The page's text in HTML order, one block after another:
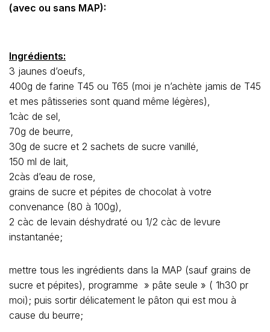
(avec ou sans MAP):
Ingrédients:
3 jaunes d’oeufs,
400g de farine T45 ou T65 (moi je n’achète jamis de T45
et mes pâtisseries sont quand même légères),
1càc de sel,
70g de beurre,
30g de sucre et 2 sachets de sucre vanillé,
150 ml de lait,
2càs d’eau de rose,
grains de sucre et pépites de chocolat à votre
convenance (80 à 100g),
2 càc de levain déshydraté ou 1/2 càc de levure
instantanée;
mettre tous les ingrédients dans la MAP (sauf grains de
sucre et pépites), programme » pâte seule » ( 1h30 pr
moi); puis sortir délicatement le pâton qui est mou à
cause du beurre;